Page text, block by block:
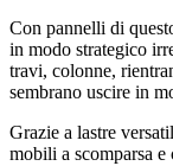
Con pannelli di
in modo strategico
travi, colonne,
sembrano uscire in
Grazie a lastre
mobili a scomparsa